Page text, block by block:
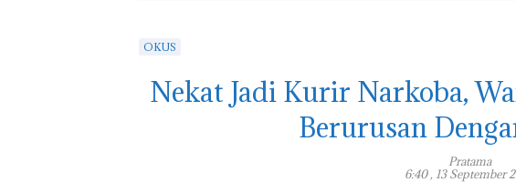
OKUS
Nekat Jadi Kurir Narkoba,
Berurusan
Pratama
6:40 , 13 September